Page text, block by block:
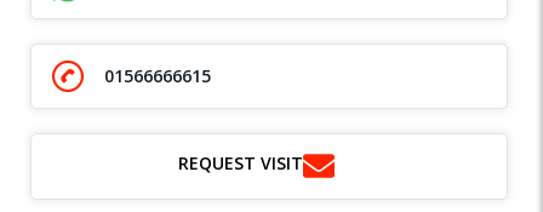
01566666615
REQUEST VISIT